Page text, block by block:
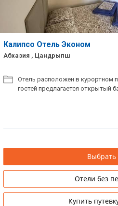
Калипсо Отель Эконом
Абхазия , Цандрыпш
Отель расположен в курортном
гостей предлагается открытый
Выбрать
Отели без
Купить